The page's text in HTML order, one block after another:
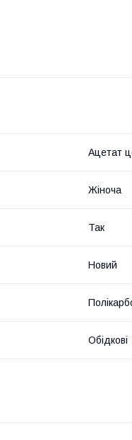
Ацетат
Жіноча
Так
Новий
Обідкові